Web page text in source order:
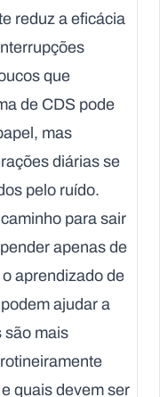
reduz a eficácia
que
de CDS pode
mas
diárias se
pelo ruído.
para sair
apenas de
aprendizado de
ajudar a
são mais
quais devem ser